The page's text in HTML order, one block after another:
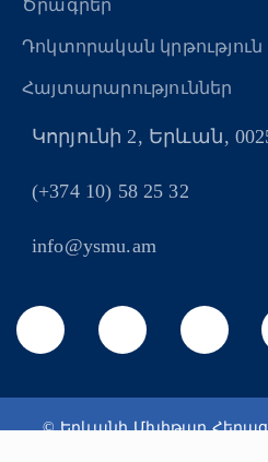
Ծրագրեր
Դոկտորական կրթություն
Հայտարարություններ
Կորյունի 2, Երևան,
(+374 10) 58 25 32
info@ysmu.am
© Երևանի Մխիթար